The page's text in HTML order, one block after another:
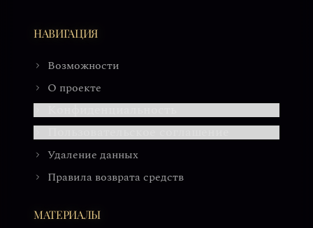
НАВИГАЦИЯ
Возможности
О проекте
Удаление данных
Правила возврата средств
МАТЕРИАЛЫ